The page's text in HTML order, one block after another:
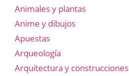
Animales y plantas
Anime y dibujos
Apuestas
Arqueología
Arquitectura y construcciones